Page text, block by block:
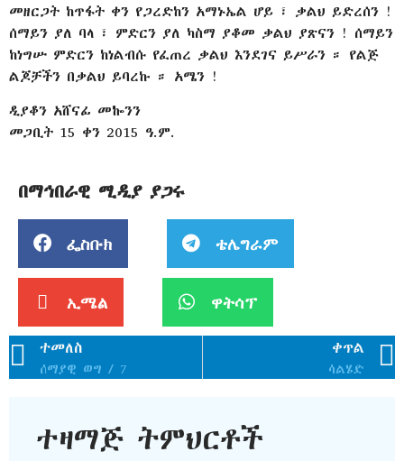
መዘርጋት ከጥፋት ቀን የጋረድከን አማኑኤል ሆይ ፣ ቃልህ ይድረሰን !
ሰማይን ያለ ባላ ፣ ምድርን ያለ ካስማ ያቆመ ቃልህ ያጽናን ! ሰማይን
ከነግሡ ምድርን ከነልብሱ የፈጠረ ቃልህ እንደገና ይሥራን ። የልጅ
ልጆቻችን በቃልህ ይባረኩ ። አሜን !
ዲያቆን አሸናፊ መኰንን
መጋቢት 15 ቀን 2015 ዓ.ም.
በማኅበራዊ ሚዲያ ያጋሩ
ፌስቡክ ቴሌግራም
ኢሜል ዋትሳፕ
ተመለስ
ሰማያዊ ወግ / 7
ቀጥል
ሳልሄድ
ተዛማጅ ትምህርቶች